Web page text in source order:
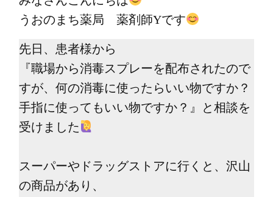
うおのまち薬局 薬剤師Yです
先日、患者様から
『職場から消毒スプレーを配布されたので
すが、何の消毒に使ったらいい物ですか？
手指に使ってもいい物ですか？』と相談を
受けました
スーパーやドラッグストアに行くと、沢山
の商品があり、